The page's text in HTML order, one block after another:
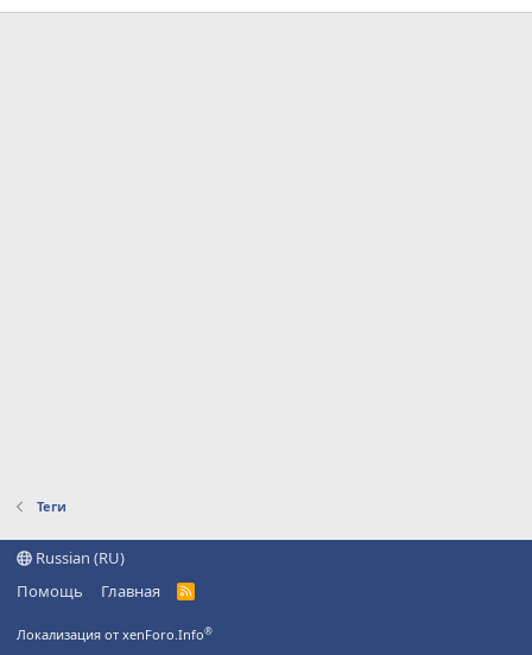
Теги
Russian (RU)
Помощь
Главная
R
Локализация от xenForo.Info®